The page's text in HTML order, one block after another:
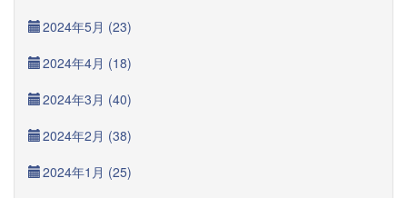
2024年5月 (23)
2024年4月 (18)
2024年3月 (40)
2024年2月 (38)
2024年1月 (25)